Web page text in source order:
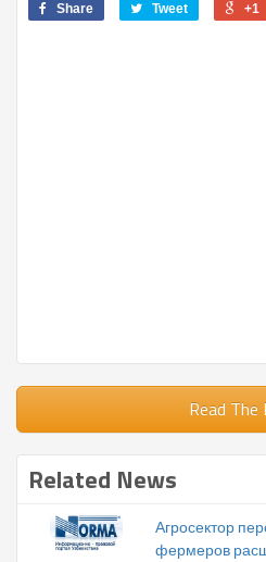
Share Tweet +1
Read The
Related News
Агросектор
фермеров